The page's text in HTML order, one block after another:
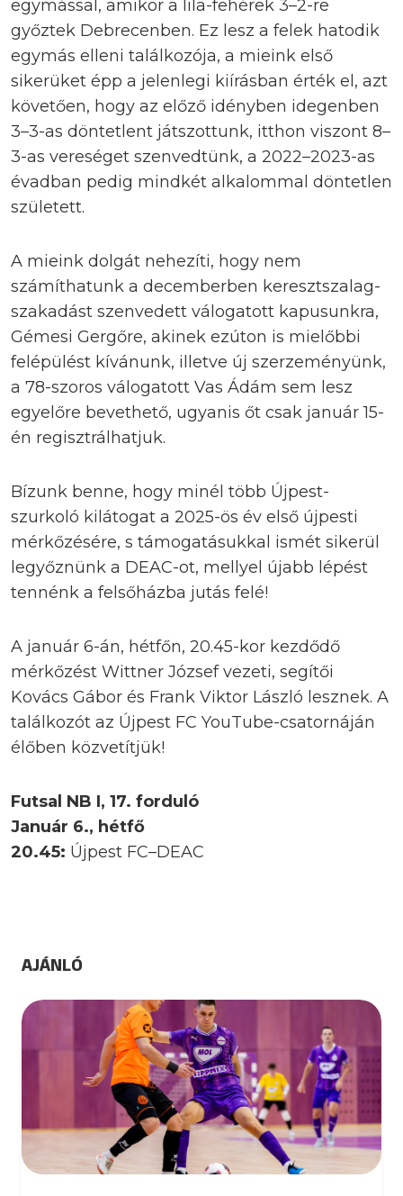
egymással, amikor a lila-fehérek 3–2-re
győztek Debrecenben. Ez lesz a felek hatodik
egymás elleni találkozója, a mieink első
sikerüket épp a jelenlegi kiírásban érték el, azt
követően, hogy az előző idényben idegenben
3–3-as döntetlent játszottunk, itthon viszont 8–
3-as vereséget szenvedtünk, a 2022–2023-as
évadban pedig mindkét alkalommal döntetlen
született.
A mieink dolgát nehezíti, hogy nem
számíthatunk a decemberben keresztszalag-
szakadást szenvedett válogatott kapusunkra,
Gémesi Gergőre, akinek ezúton is mielőbbi
felépülést kívánunk, illetve új szerzeményünk,
a 78-szoros válogatott Vas Ádám sem lesz
egyelőre bevethető, ugyanis őt csak január 15-
én regisztrálhatjuk.
Bízunk benne, hogy minél több Újpest-
szurkoló kilátogat a 2025-ös év első újpesti
mérkőzésére, s támogatásukkal ismét sikerül
legyőznünk a DEAC-ot, mellyel újabb lépést
tennénk a felsőházba jutás felé!
A január 6-án, hétfőn, 20.45-kor kezdődő
mérkőzést Wittner József vezeti, segítői
Kovács Gábor és Frank Viktor László lesznek. A
találkozót az Újpest FC YouTube-csatornáján
élőben közvetítjük!
Futsal NB I, 17. forduló
Január 6., hétfő
20.45: Újpest FC–DEAC
AJÁNLÓ